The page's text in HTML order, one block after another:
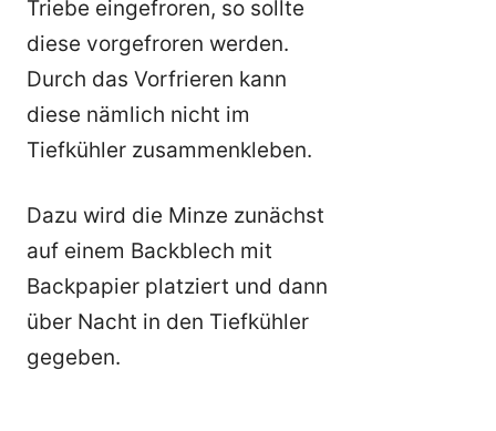
Triebe eingefroren, so sollte
diese vorgefroren werden.
Durch das Vorfrieren kann
diese nämlich nicht im
Tiefkühler zusammenkleben.
Dazu wird die Minze zunächst
auf einem Backblech mit
Backpapier platziert und dann
über Nacht in den Tiefkühler
gegeben.